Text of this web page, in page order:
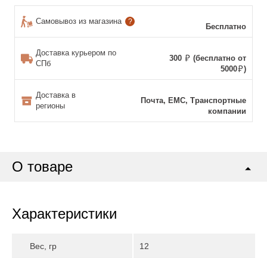
Самовывоз из магазина ?
Бесплатно
Доставка курьером по
СПб
300
(бесплатно от
5000
)
Доставка в
регионы
Почта, ЕМС, Транспортные
компании
О товаре
Характеристики
Вес, гр 12